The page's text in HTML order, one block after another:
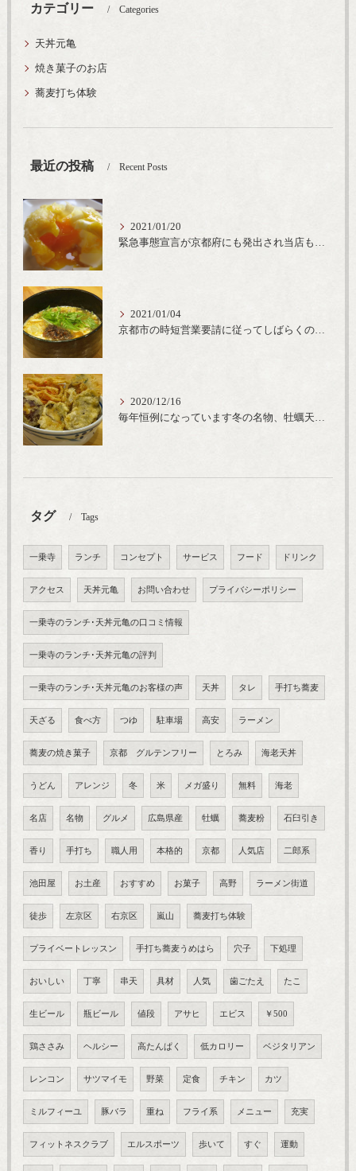
カテゴリー Categories
天丼元亀
焼き菓子のお店
蕎麦打ち体験
最近の投稿 Recent Posts
2021/01/20
緊急事態宣言が京都府にも発出され当店も要請に従って20時完全閉店という形で営業なるべく短期間での要請解除へ一致団結です
2021/01/04
京都市の時短営業要請に従ってしばらくの間20時までの営業とさせていただいております。寒い時期には温かいお蕎麦がおすすめ
2020/12/16
毎年恒例になっています冬の名物、牡蠣天丼が販売開始です、広島県産の大粒牡蠣を使用し天ぷらならではのカリと衣クリーミーな味わいをどうぞ
タグ Tags
一乗寺 ランチ コンセプト サービス フード ドリンク
アクセス 天丼元亀 お問い合わせ プライバシーポリシー
一乗寺のランチ･天丼元亀の口コミ情報
一乗寺のランチ･天丼元亀の評判
一乗寺のランチ･天丼元亀のお客様の声 天丼 タレ 手打ち蕎麦
天ざる 食べ方 つゆ 駐車場 高安 ラーメン
蕎麦の焼き菓子 京都 グルテンフリー とろみ 海老天丼
うどん アレンジ 冬 米 メガ盛り 無料 海老
名店 名物 グルメ 広島県産 牡蠣 蕎麦粉 石臼引き
香り 手打ち 職人用 本格的 京都 人気店 二郎系
池田屋 お土産 おすすめ お菓子 高野 ラーメン街道
徒歩 左京区 右京区 嵐山 蕎麦打ち体験
プライベートレッスン 手打ち蕎麦うめはら 穴子 下処理
おいしい 丁寧 串天 具材 人気 歯ごたえ たこ
生ビール 瓶ビール 値段 アサヒ エビス ￥500
鶏ささみ ヘルシー 高たんぱく 低カロリー ベジタリアン
レンコン サツマイモ 野菜 定食 チキン カツ
ミルフィーユ 豚バラ 重ね フライ系 メニュー 充実
フィットネスクラブ エルスポーツ 歩いて すぐ 運動